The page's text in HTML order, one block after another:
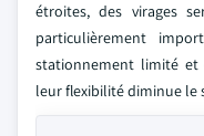
étroites, des virages
particulièrement
stationnement limité et
leur flexibilité diminue le